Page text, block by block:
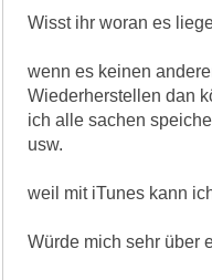
Wisst ihr woran es
wenn es keinen
Wiederherstellen dan
ich alle sachen
usw.
weil mit iTunes kann
Würde mich sehr über